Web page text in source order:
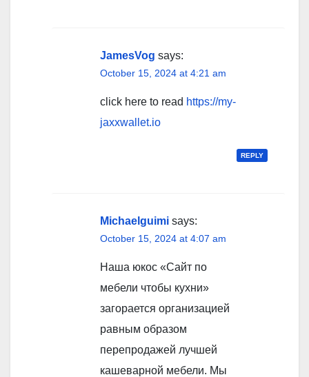
JamesVog says:
October 15, 2024 at 4:21 am
click here to read https://my-
jaxxwallet.io
REPLY
Michaelguimi says:
October 15, 2024 at 4:07 am
Наша юкос «Сайт по
мебели чтобы кухни»
загорается организацией
равным образом
перепродажей лучшей
кашеварной мебели. Мы